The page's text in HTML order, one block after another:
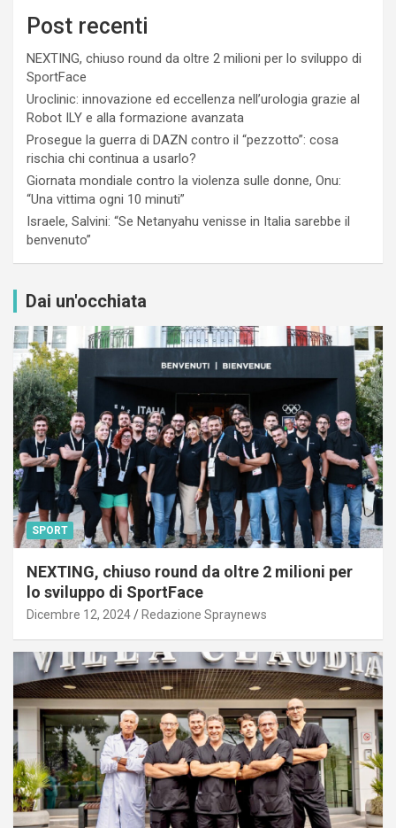
Post recenti
NEXTING, chiuso round da oltre 2 milioni per lo sviluppo di
SportFace
Uroclinic: innovazione ed eccellenza nell’urologia grazie al
Robot ILY e alla formazione avanzata
Prosegue la guerra di DAZN contro il “pezzotto”: cosa
rischia chi continua a usarlo?
Giornata mondiale contro la violenza sulle donne, Onu:
“Una vittima ogni 10 minuti”
Israele, Salvini: “Se Netanyahu venisse in Italia sarebbe il
benvenuto”
Dai un'occhiata
SPORT
NEXTING, chiuso round da oltre 2 milioni per
lo sviluppo di SportFace
Dicembre 12, 2024 Redazione Spraynews